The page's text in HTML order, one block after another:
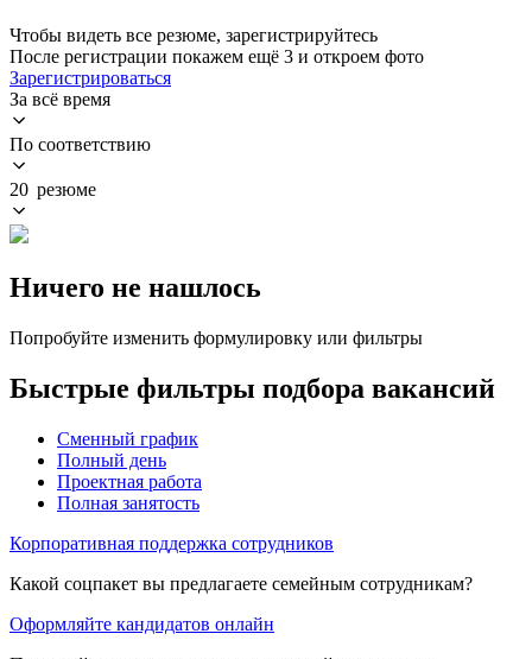
Чтобы видеть все резюме, зарегистрируйтесь
После регистрации покажем ещё 3 и откроем фото
Зарегистрироваться
За всё время
По соответствию
20 резюме
Ничего не нашлось
Попробуйте изменить формулировку или фильтры
Быстрые фильтры подбора вакансий
Сменный график
Полный день
Проектная работа
Полная занятость
Корпоративная поддержка сотрудников
Какой соцпакет вы предлагаете семейным сотрудникам?
Оформляйте кандидатов онлайн